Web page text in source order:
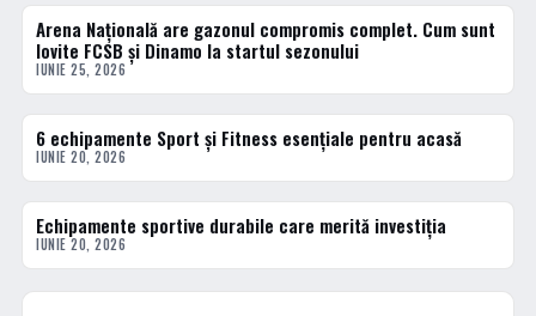
ACTUALE
Arena Națională are gazonul compromis complet. Cum sunt
lovite FCSB și Dinamo la startul sezonului
IUNIE 25, 2026
ACTUALE
6 echipamente Sport și Fitness esențiale pentru acasă
IUNIE 20, 2026
ACTUALE
Echipamente sportive durabile care merită investiția
IUNIE 20, 2026